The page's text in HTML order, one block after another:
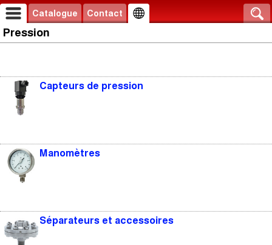
Catalogue Contact
Pression
Capteurs de pression
Manomètres
Séparateurs et accessoires